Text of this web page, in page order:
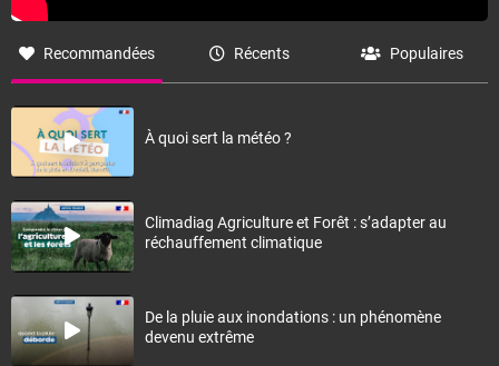
Recommandées Récents Populaires
À quoi sert la météo ?
Climadiag Agriculture et Forêt : s’adapter au
réchauffement climatique
De la pluie aux inondations : un phénomène
devenu extrême